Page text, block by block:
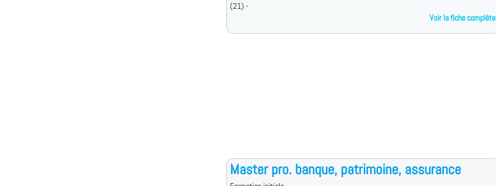
(21) -
Voir la fiche complète
Master pro. banque, patrimoine, assurance